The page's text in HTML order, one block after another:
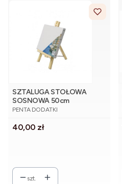
SZTALUGA STOŁOWA
SOSNOWA 50cm
PRODUCENT
PENTA DODATKI
Cena
40,00 zł
szt.